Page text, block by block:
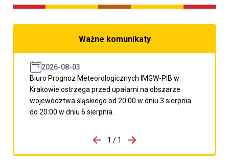
Ważne komunikaty
2026-08-03
Biuro Prognoz Meteorologicznych IMGW-PIB w
Krakowie ostrzega przed upałami na obszarze
województwa śląskiego od 20:00 w dniu 3 sierpnia
do 20:00 w dniu 6 sierpnia.
porzpedniego komunikatu
1 / 1
Przejdź do następnego